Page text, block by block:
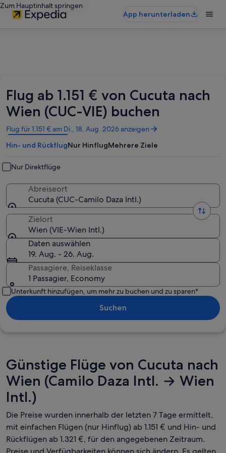
Zum Hauptinhalt springen
App herunterladen
Flug ab 1.151 € von Cucuta nach
Wien (CUC-VIE) buchen
Flug für 1.151 € am Di., 18. Aug. 2026 anzeigen
Wird
in
einem
Fenster
geöffnet
Hin- und RückflugNur HinflugMehrere Ziele
Nur Direktflüge
Abreiseort
Cucuta (CUC-Camilo Daza Intl.)
Zielort
Wien (VIE-Wien Intl.)
Daten auswählen
19. Aug. - 26. Aug.
Passagiere, Reiseklasse
1 Passagier, Economy
Unterkunft hinzufügen, um mehr zu buchen und zu sparen*
Suchen
Günstige Flüge von Cucuta nach
Wien (Camilo Daza Intl. → Wien
Intl.)
Die Preise wurden innerhalb der letzten 7 Tage ermittelt,
mit einfachen Flügen (nur Hinflug) ab 1.151 € und Hin- und
Rückflügen ab 1.321 €, für den angegebenen Zeitraum.